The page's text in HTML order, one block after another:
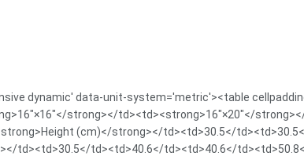
dynamic' data-unit-system='metric'><table
strong></td><td><strong>16″×20″</
(cm)</strong></td><td>30.5</
td><td>30.5</td><td>40.6</td><td>40.6</